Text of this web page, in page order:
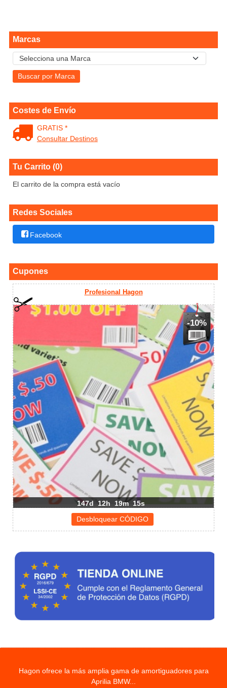
Marcas
Costes de Envío
GRATIS *
Consultar Destinos
Tu Carrito (0)
El carrito de la compra está vacío
Redes Sociales
Facebook
Cupones
Profesional Hagon
-10%
147d 12h 19m 15s
Hagon ofrece la más amplia gama de amortiguadores para
Aprilia BMW...